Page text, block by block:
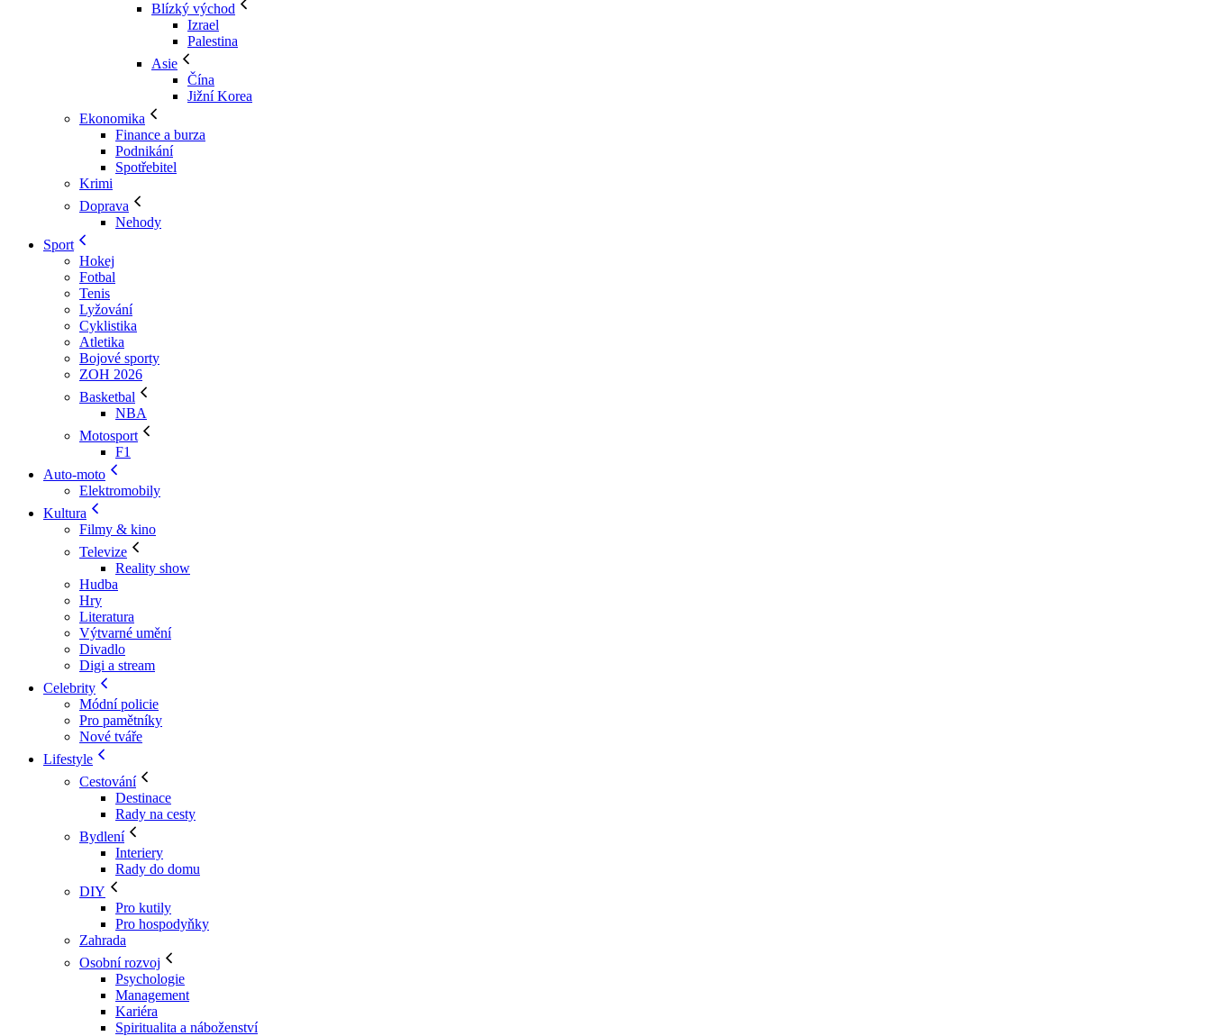
Blízký východ
Izrael
Palestina
Asie
Čína
Jižní Korea
Ekonomika
Finance a burza
Podnikání
Spotřebitel
Krimi
Doprava
Nehody
Sport
Hokej
Fotbal
Tenis
Lyžování
Cyklistika
Atletika
Bojové sporty
ZOH 2026
Basketbal
NBA
Motosport
F1
Auto-moto
Elektromobily
Kultura
Filmy & kino
Televize
Reality show
Hudba
Hry
Literatura
Výtvarné umění
Divadlo
Digi a stream
Celebrity
Módní policie
Pro pamětníky
Nové tváře
Lifestyle
Cestování
Destinace
Rady na cesty
Bydlení
Interiery
Rady do domu
DIY
Pro kutily
Pro hospodyňky
Zahrada
Osobní rozvoj
Psychologie
Management
Kariéra
Spiritualita a náboženství